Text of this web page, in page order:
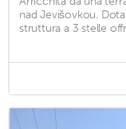
nad Jevišovkou.
struttura a 3 stelle